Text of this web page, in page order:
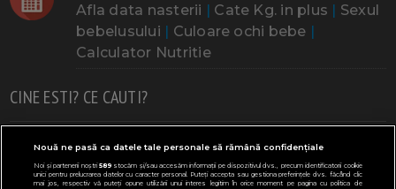
Afla data nasterii | Cate Kg. in plus | Sexul
bebelusului | Culoare ochi bebe |
Calculator Nutritie
CINE ESTI? CE CAUTI?
Doresc un copil Adoptia Probleme cu sarcina
Urmeaza sa nasc Probleme alaptare Bebe plange
Nouă ne pasă ca datele tale personale să rămână confidențiale
Noi și partenerii noștri589stocăm și/sau accesăm informații pe dispozitivul dvs., precum identificatorii cookie
unici pentru prelucrarea datelor cu caracter personal. Puteți accepta sau gestiona preferințele dvs. făcând clic
mai jos, respectiv vă puteți opune utilizării unui interes legitim în orice moment pe pagina cu politica de